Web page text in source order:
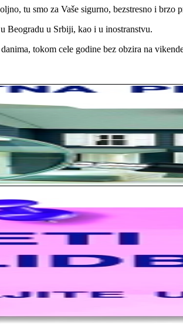
tu smo za Vaše sigurno, bezstresno i brzo
Beogradu u Srbiji, kao i u inostranstvu.
tokom cele godine bez obzira na
Iselili su moje stvari veoma pažljivo